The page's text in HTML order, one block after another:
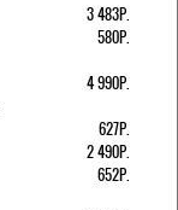
3 483Р.
580Р.
4 990Р.
627Р.
2 490Р.
652Р.